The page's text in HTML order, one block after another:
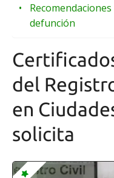
defunción
del
en
solicita